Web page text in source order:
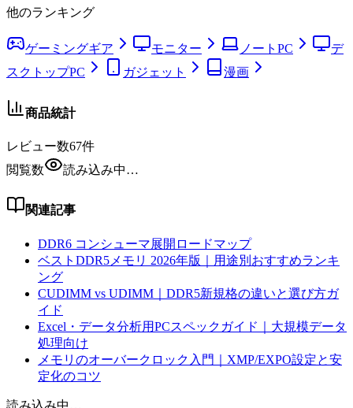
他のランキング
ゲーミングギア モニター ノートPC
デ
スクトップPC
ガジェット 漫画
商品統計
レビュー数67件
閲覧数
読み込み中…
関連記事
DDR6 コンシューマ展開ロードマップ
ベストDDR5メモリ 2026年版｜用途別おすすめランキ
ング
CUDIMM vs UDIMM｜DDR5新規格の違いと選び方ガ
イド
Excel・データ分析用PCスペックガイド｜大規模データ
処理向け
メモリのオーバークロック入門｜XMP/EXPO設定と安
定化のコツ
読み込み中…